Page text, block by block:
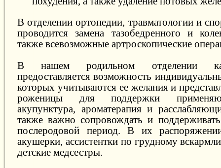
В отделении ортопедии, травматологии и
проводится замена тазобедренного и
также всевозможные артроскопические
В нашем родильном отделении
предоставляется возможность
которых учитываются ее желания и
роженицы для поддержки
акупунктура, ароматерапия и
также важно сопровождать и
послеродовой период. В их
акушерки, ассистентки по грудному
детские медсестры.